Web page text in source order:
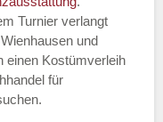
Turnier verlangt
und
einen Kostümverleih
für